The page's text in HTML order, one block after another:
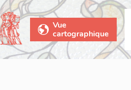
Vue
cartographique